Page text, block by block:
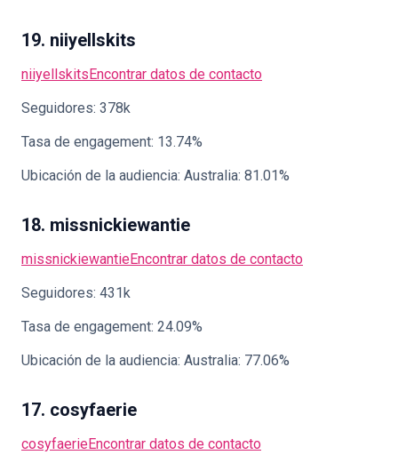
19. niiyellskits
niiyellskitsEncontrar datos de contacto
Seguidores: 378k
Tasa de engagement: 13.74%
Ubicación de la audiencia: Australia: 81.01%
18. missnickiewantie
missnickiewantieEncontrar datos de contacto
Seguidores: 431k
Tasa de engagement: 24.09%
Ubicación de la audiencia: Australia: 77.06%
17. cosyfaerie
cosyfaerieEncontrar datos de contacto